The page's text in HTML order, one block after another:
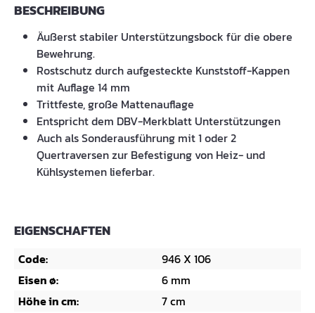
BESCHREIBUNG
Äußerst stabiler Unterstützungsbock für die obere
Bewehrung.
Rostschutz durch aufgesteckte Kunststoff-Kappen
mit Auflage 14 mm
Trittfeste, große Mattenauflage
Entspricht dem DBV-Merkblatt Unterstützungen
Auch als Sonderausführung mit 1 oder 2
Quertraversen zur Befestigung von Heiz- und
Kühlsystemen lieferbar.
EIGENSCHAFTEN
Code:
946 X 106
Eisen ø:
6 mm
Höhe in cm:
7 cm